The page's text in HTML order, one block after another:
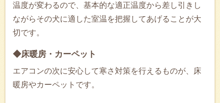
温度が変わるので、基本的な適正温度から差し引きし
ながらその犬に適した室温を把握してあげることが大
切です。
◆床暖房・カーペット
エアコンの次に安心して寒さ対策を行えるものが、床
暖房やカーペットです。